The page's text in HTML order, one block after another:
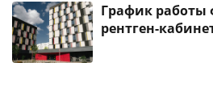
График
рентген-